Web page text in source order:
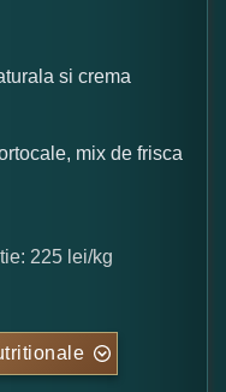
si crema
mix de frisca
225 lei/kg